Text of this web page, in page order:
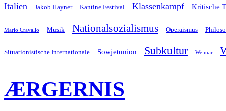
Italien Jakob Hayner Kantine Festival Klassenkampf Kritische
Mario Cravallo Musik Nationalsozialismus Operaismus
Situationistische Internationale Sowjetunion Subkultur Weimar
ÆRGERNIS